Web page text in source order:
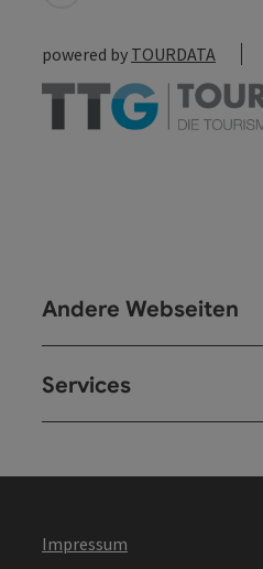
powered by TOURDATA
Andere Webseiten
Services
Impressum